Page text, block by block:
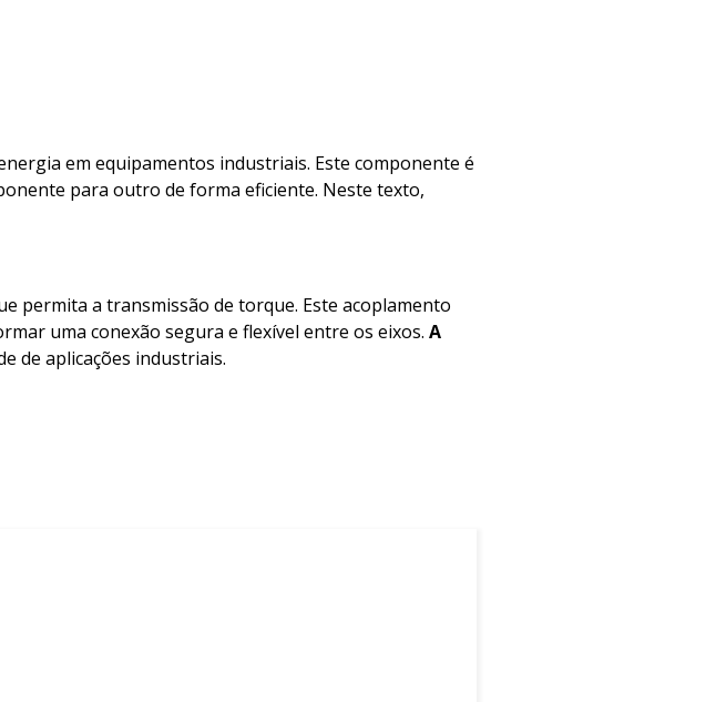
em equipamentos industriais. Este componente é
para outro de forma eficiente. Neste texto,
permita a transmissão de torque. Este acoplamento
uma conexão segura e flexível entre os eixos. A
de aplicações industriais.
em projetos de engenharia. Entre as principais